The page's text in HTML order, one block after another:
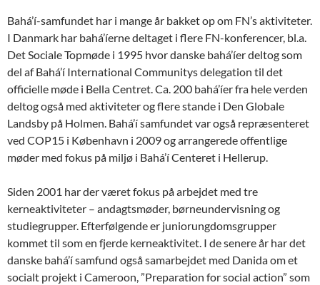
Bahá’í-samfundet har i mange år bakket op om FN’s aktiviteter.
I Danmark har bahá’íerne deltaget i flere FN-konferencer, bl.a.
Det Sociale Topmøde i 1995 hvor danske bahá’íer deltog som
del af Bahá’í International Communitys delegation til det
officielle møde i Bella Centret. Ca. 200 bahá’íer fra hele verden
deltog også med aktiviteter og flere stande i Den Globale
Landsby på Holmen. Bahá’í samfundet var også repræsenteret
ved COP15 i København i 2009 og arrangerede offentlige
møder med fokus på miljø i Bahá’í Centeret i Hellerup.
Siden 2001 har der været fokus på arbejdet med tre
kerneaktiviteter – andagtsmøder, børneundervisning og
studiegrupper. Efterfølgende er juniorungdomsgrupper
kommet til som en fjerde kerneaktivitet. I de senere år har det
danske bahá’í samfund også samarbejdet med Danida om et
socialt projekt i Cameroon, ”Preparation for social action” som